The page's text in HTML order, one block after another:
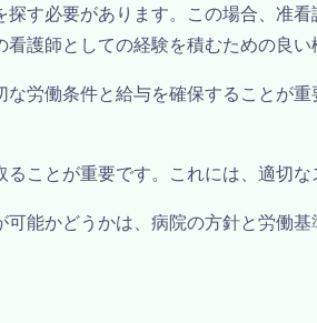
す必要があります。この場合、准
護師としての経験を積むための良い
労働条件と給与を確保することが
ことが重要です。これには、適切な
能かどうかは、病院の方針と労働